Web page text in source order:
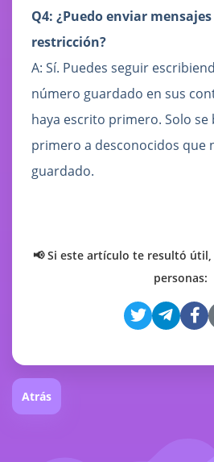
Q4: ¿Puedo enviar
restricción?
A: Sí. Puedes seguir
número guardado en sus
haya escrito primero. Solo
primero a desconocidos que
guardado.
📢 Si este artículo te resultó
personas:
Atrás